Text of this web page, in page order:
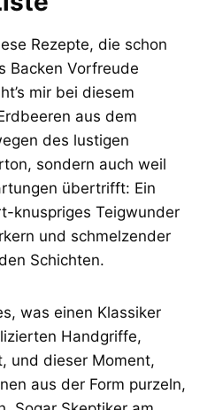
Rezepte, die schon
Backen Vorfreude
mir bei diesem
aus dem
des lustigen
sondern auch weil
übertrifft: Ein
knuspriges Teigwunder
und schmelzender
Schichten.
was einen Klassiker
Handgriffe,
und dieser Moment,
aus der Form purzeln,